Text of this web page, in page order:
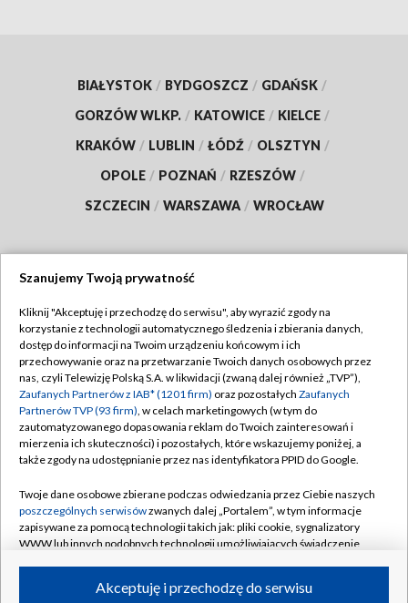
BIAŁYSTOK / BYDGOSZCZ / GDAŃSK /
GORZÓW WLKP. / KATOWICE / KIELCE /
KRAKÓW / LUBLIN / ŁÓDŹ / OLSZTYN /
OPOLE / POZNAŃ / RZESZÓW /
SZCZECIN / WARSZAWA / WROCŁAW
TVP
Abonament TVP
Emisja w TVP
Centrum informacji TVP
Naziemna Telewizja Cyfrowa
Rada Programowa
System NOS
Informacje o nadawcy
Program dla prasy
Regulamin TVP
Polityka prywatności
Moje zgody
Pomoc
Kontakt
Kanały
Szanujemy Twoją prywatność
Kliknij "Akceptuję i przechodzę do serwisu", aby wyrazić zgody na
korzystanie z technologii automatycznego śledzenia i zbierania danych,
dostęp do informacji na Twoim urządzeniu końcowym i ich
przechowywanie oraz na przetwarzanie Twoich danych osobowych przez
nas, czyli Telewizję Polską S.A. w likwidacji (zwaną dalej również „TVP”),
Zaufanych Partnerów z IAB* (1201 firm) oraz pozostałych Zaufanych
Partnerów TVP (93 firm), w celach marketingowych (w tym do
zautomatyzowanego dopasowania reklam do Twoich zainteresowań i
mierzenia ich skuteczności) i pozostałych, które wskazujemy poniżej, a
także zgody na udostępnianie przez nas identyfikatora PPID do Google.
Twoje dane osobowe zbierane podczas odwiedzania przez Ciebie naszych
poszczególnych serwisówzwanych dalej „Portalem”, w tym informacje
zapisywane za pomocą technologii takich jak: pliki cookie, sygnalizatory
WWW lub innych podobnych technologii umożliwiających świadczenie
ruchu w Internecie.Akceptuję i przechodzę do serwisu